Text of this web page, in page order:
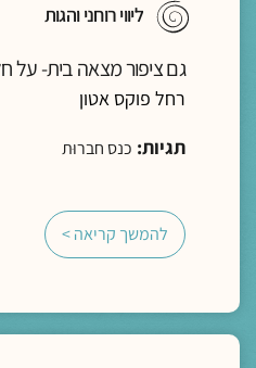
ליווי רוחני והגות
גם ציפור מצאה בית- על
רחל פוקס אטון
תגיות: כנס חברוּת
להמשך קריאה >